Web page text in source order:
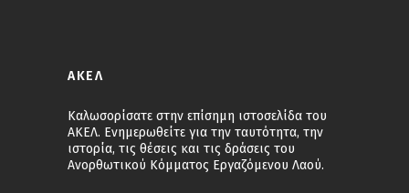
ΑΚΕΛ
Καλωσορίσατε στην επίσημη ιστοσελίδα του
ΑΚΕΛ. Ενημερωθείτε για την ταυτότητα, την
ιστορία, τις θέσεις και τις δράσεις του
Ανορθωτικού Κόμματος Εργαζόμενου Λαού.